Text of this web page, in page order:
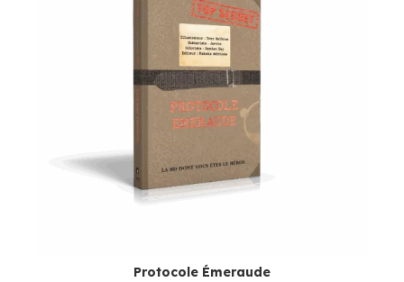
Protocole Émeraude